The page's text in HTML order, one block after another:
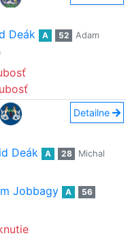
Deák A 52
Adam
Detailne
Deák A 28
Michal
Jobbagy A
56